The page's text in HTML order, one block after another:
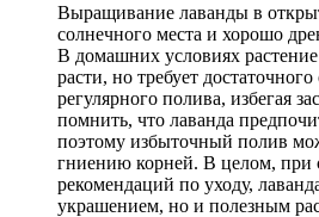
Выращивание лаванды в
солнечного места и хорошо
В домашних условиях
расти, но требует
регулярного полива, избегая
помнить, что лаванда
поэтому избыточный полив
гниению корней. В целом, при
рекомендаций по уходу,
украшением, но и полезным